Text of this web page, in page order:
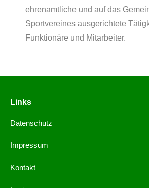
ehrenamtliche und auf das
Sportvereines ausgerichtete
Funktionäre und Mitarbeiter.
Links
Datenschutz
Impressum
Kontakt